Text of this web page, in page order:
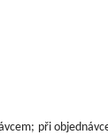
při